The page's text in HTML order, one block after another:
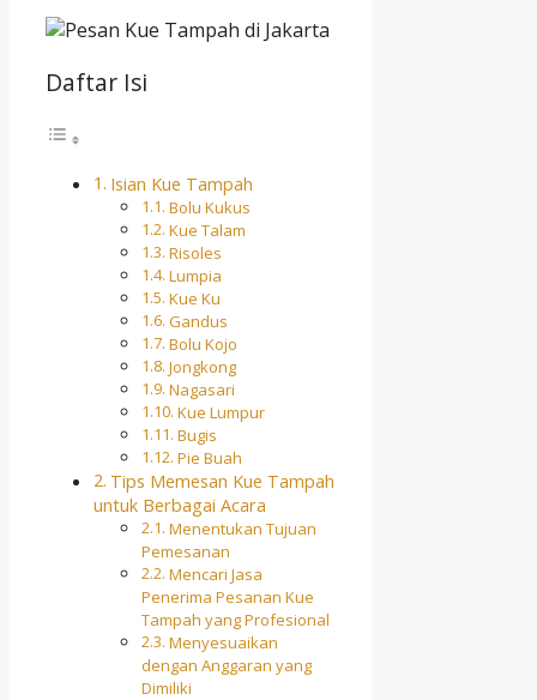
Daftar Isi
Isian Kue Tampah
Bolu Kukus
Kue Talam
Risoles
Lumpia
Kue Ku
Gandus
Bolu Kojo
Jongkong
Nagasari
Kue Lumpur
Bugis
Pie Buah
Tips Memesan Kue Tampah
untuk Berbagai Acara
Menentukan Tujuan
Pemesanan
Mencari Jasa
Penerima Pesanan Kue
Tampah yang Profesional
Menyesuaikan
dengan Anggaran yang
Dimiliki